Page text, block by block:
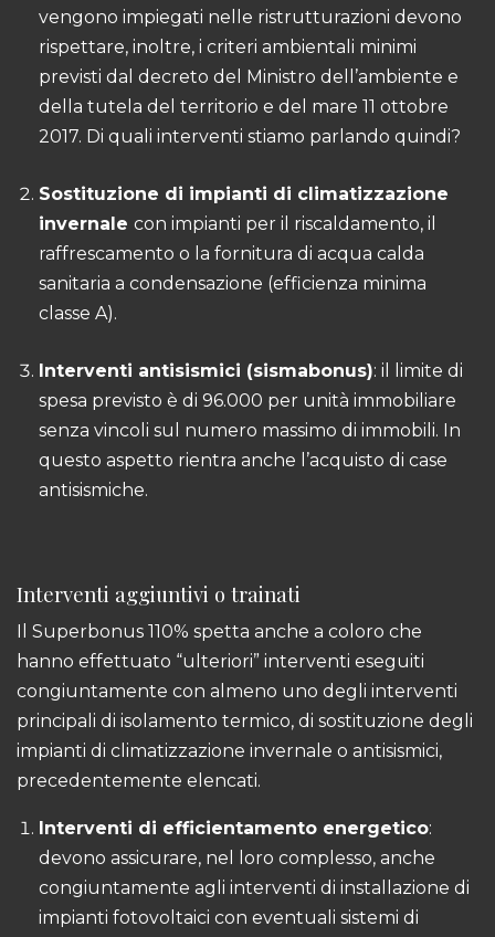
vengono impiegati nelle ristrutturazioni devono
rispettare, inoltre, i criteri ambientali minimi
previsti dal decreto del Ministro dell’ambiente e
della tutela del territorio e del mare 11 ottobre
2017. Di quali interventi stiamo parlando quindi?
Sostituzione di impianti di climatizzazione
invernale con impianti per il riscaldamento, il
raffrescamento o la fornitura di acqua calda
sanitaria a condensazione (efficienza minima
classe A).
Interventi antisismici (sismabonus): il limite di
spesa previsto è di 96.000 per unità immobiliare
senza vincoli sul numero massimo di immobili. In
questo aspetto rientra anche l’acquisto di case
antisismiche.
Interventi aggiuntivi o trainati
Il Superbonus 110% spetta anche a coloro che
hanno effettuato “ulteriori” interventi eseguiti
congiuntamente con almeno uno degli interventi
principali di isolamento termico, di sostituzione degli
impianti di climatizzazione invernale o antisismici,
precedentemente elencati.
Interventi di efficientamento energetico:
devono assicurare, nel loro complesso, anche
congiuntamente agli interventi di installazione di
impianti fotovoltaici con eventuali sistemi di